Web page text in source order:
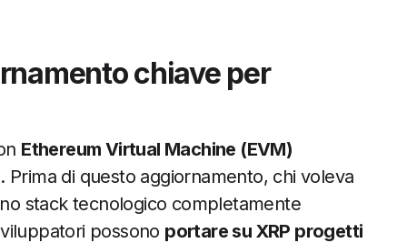
chiave per
Ethereum Virtual Machine (EVM)
. Prima di questo aggiornamento, chi voleva
stack tecnologico completamente
possono portare su XRP progetti